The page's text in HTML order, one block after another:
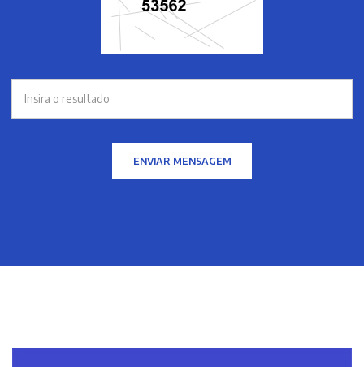
ENVIAR MENSAGEM